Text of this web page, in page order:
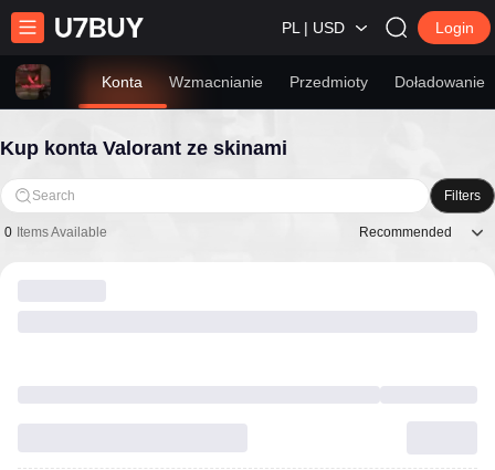
PL | USD Login
Konta Wzmacnianie Przedmioty Doładowanie
Kup konta Valorant ze skinami
Search Filters
0 Items Available Recommended